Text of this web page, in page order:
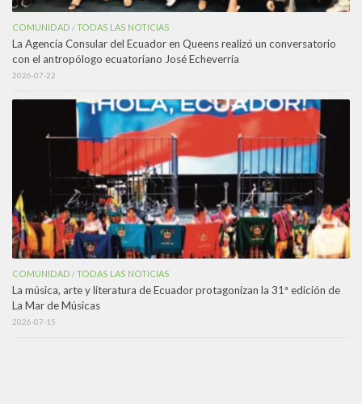
COMUNIDAD /TODAS LAS NOTICIAS
La Agencia Consular del Ecuador en Queens realizó un conversatorio
con el antropólogo ecuatoriano José Echeverría
2026-07-22
COMUNIDAD /TODAS LAS NOTICIAS
La música, arte y literatura de Ecuador protagonizan la 31ª edición de
La Mar de Músicas
2026-07-15